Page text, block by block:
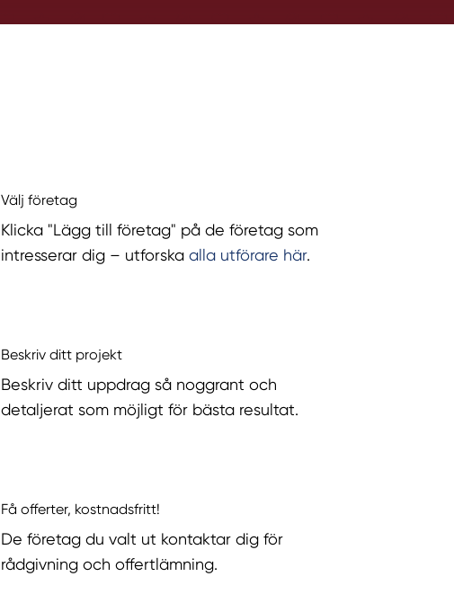
Välj företag
Klicka "Lägg till företag" på de företag som
intresserar dig – utforska alla utförare här.
Beskriv ditt projekt
Beskriv ditt uppdrag så noggrant och
detaljerat som möjligt för bästa resultat.
Få offerter, kostnadsfritt!
De företag du valt ut kontaktar dig för
rådgivning och offertlämning.